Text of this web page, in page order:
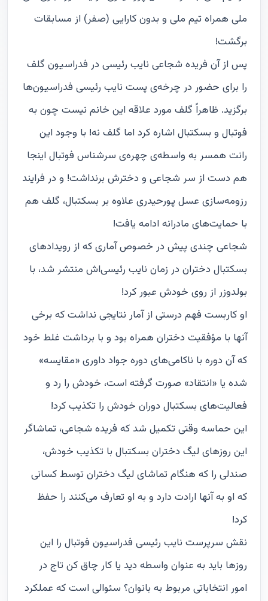
ملی همراه تیم ملی و بدون کارایی (صفر) از مسابقات
برگشت!
پس از آن فریده شجاعی نایب رئیسی در فدراسیون گلف
را برای حضور در چرخه‌ی پست نایب رئیسی فدراسیون‌ها
برگزید. ظاهراً گلف مورد علاقه این خانم نیست چون به
فوتبال و بسکتبال اشاره کرد اما گلف نه! با وجود این
رانت همسر به واسطه‌ی چهره‌ی سرشناس فوتبال اینجا
هم دست از سر شجاعی و دخترش برنداشت! و در فرایند
رزومه‌سازی عسل پورحیدری علاوه بر بسکتبال، گلف هم
با حمایت‌های مادرانه ادامه یافت!
شجاعی چندی پیش در خصوص آماری که از رویدادهای
بسکتبال دختران در زمان نایب رئیسی‌اش منتشر شد، با
بولدوزر از روی خودش عبور کرد!
او کاربست فهم درستی از آمار نتایجی نداشت که برخی
آنها با مؤفقیت دختران همراه بود و با برداشت غلط خود
که آن دوره با ناکامی‌های دوره جواد داوری «مقایسه»
شده یا «انتقاد» صورت گرفته است، خودش را رد و
فعالیت‌های بسکتبال دوران خودش را تکذیب کرد!
این حماسه وقتی تکمیل شد که فریده شجاعی، تماشاگر
این روزهای لیگ دختران بسکتبال با تکذیب خودش،
صندلی را که هنگام تماشای لیگ دختران توسط کسانی
که او به آنها ارادت دارد و به او تعارف می‌‌کنند را حفظ
کرد!
نقش سرپرست نایب رئیسی فدراسیون فوتبال را این
روزها باید به عنوان واسطه دید یا کار چاق کن تاج در
امور انتخاباتی مربوط به بانوان؟ سئوالی است که عملکرد